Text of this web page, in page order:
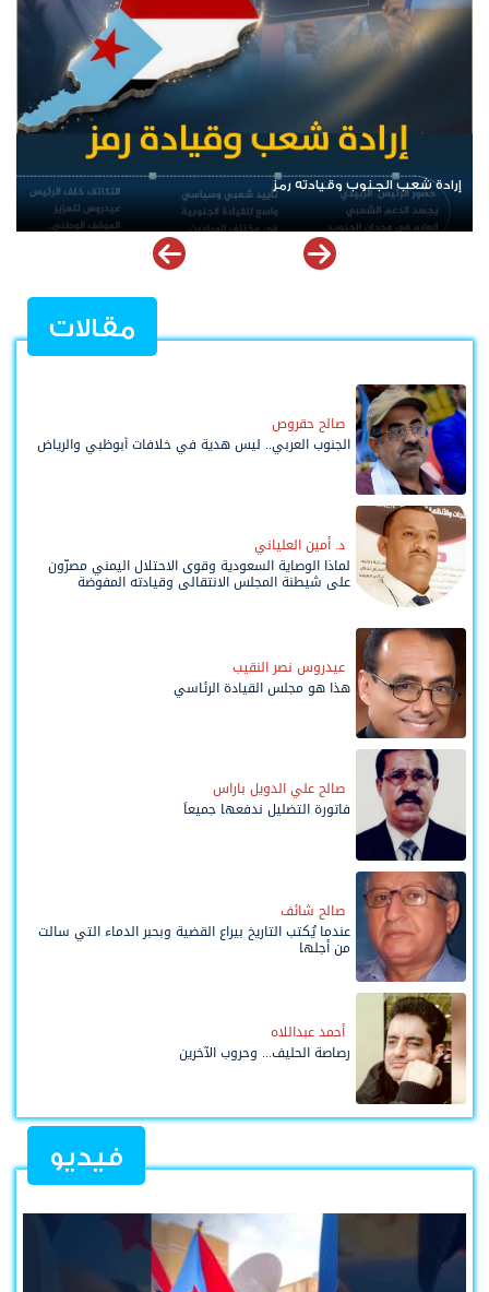
الرئيس عيدروس الزُبيدي.. نبض الجنوب ورمز إرادته
مقالات
صالح حقروص
الجنوب العربي.. ليس هدية في خلافات أبوظبي والرياض
د. أمين العلياني
لماذا الوصاية السعودية وقوى الاحتلال اليمني مصرّون
على شيطنة المجلس الانتقالي وقيادته المفوضة
عيدروس نصر النقيب
هذا هو مجلس القيادة الرئاسي
صالح علي الدويل باراس
فاتورة التضليل ندفعها جميعاً
صالح شائف
عندما يُكتب التاريخ بيراع القضية وبحبر الدماء التي سالت
من أجلها
أحمد عبداللاه
رصاصة الحليف... وحروب الآخرين
فيديو